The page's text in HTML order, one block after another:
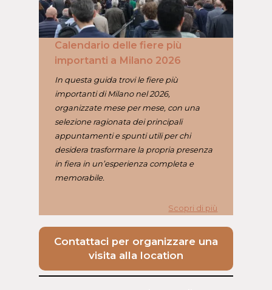
Calendario delle fiere più
importanti a Milano 2026
In questa guida trovi le fiere più
importanti di Milano nel 2026,
organizzate mese per mese, con una
selezione ragionata dei principali
appuntamenti e spunti utili per chi
desidera trasformare la propria presenza
in fiera in un’esperienza completa e
memorabile.
Scopri di più
Contattaci per organizzare una
visita alla location